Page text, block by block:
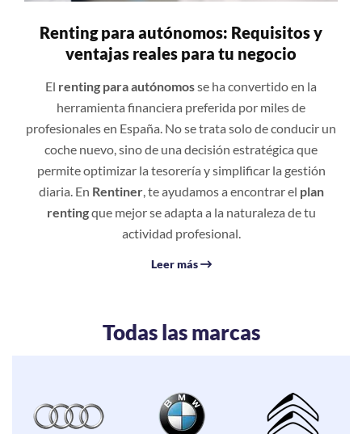
Renting para autónomos: Requisitos y
ventajas reales para tu negocio
El renting para autónomosse ha convertido en la
herramienta financiera preferida por miles de
profesionales en España. No se trata solo de conducir un
coche nuevo, sino de una decisión estratégica que
permite optimizar la tesorería y simplificar la gestión
diaria. En Rentiner, te ayudamos a encontrar el plan
rentingque mejor se adapta a la naturaleza de tu
actividad profesional.
Leer más
Todas las marcas